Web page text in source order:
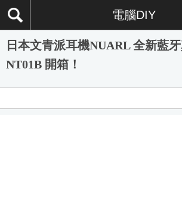
電腦DIY
日本文青派耳機NUARL 全新藍
NT01B 開箱！